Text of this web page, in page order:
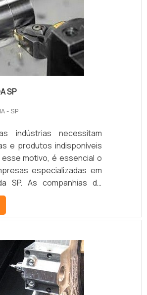
SP
- SP
indústrias necessitam
e produtos indisponíveis
motivo, é essencial o
especializadas em
SP. As companhias de
são as responsáveis pela
metal de componentes
isso, seguem as
garantindo a entrega
e funcionais. MAIS